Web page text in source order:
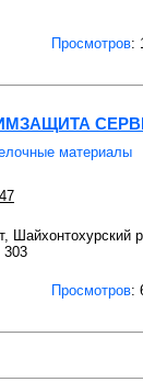
Просмотров:
материалы
Шайхонтохурский
Просмотров: